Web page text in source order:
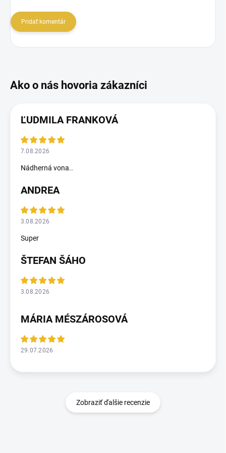
Pridať komentár
ĽUDMILA FRANKOVÁ
7.08.2026
Nádherná vona..
ANDREA
3.08.2026
Super
ŠTEFAN ŠÁHO
3.08.2026
MÁRIA MÉSZÁROSOVÁ
29.07.2026
Zobraziť ďalšie recenzie